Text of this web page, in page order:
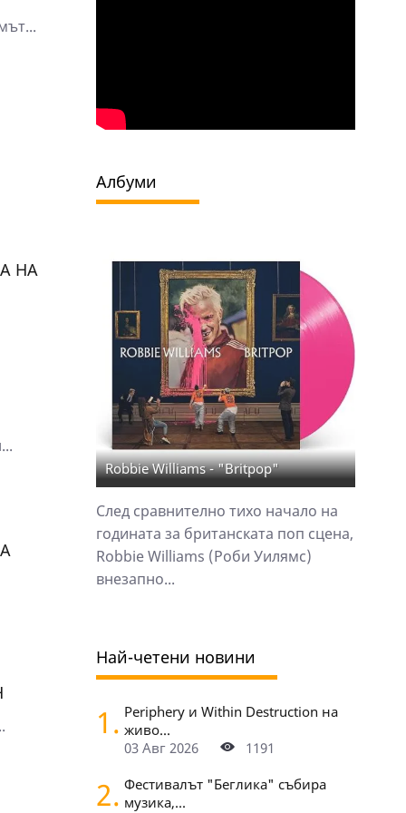
НА
Албуми
Robbie Williams - "Britpop"
След сравнително тихо начало на
годината за британската поп сцена,
Robbie Williams (Роби Уилямс)
внезапно...
Най-четени новини
1. Periphery и Within Destruction на
живо...
03 Авг 2026
1191
2. Фестивалът "Беглика" събира
музика,...